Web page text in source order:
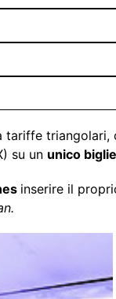
tariffe triangolari,
su un unico
inserire il